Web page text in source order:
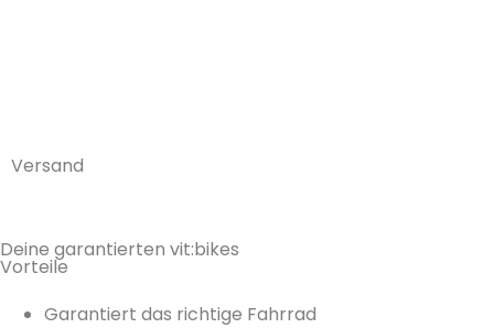
Versand
Deine garantierten vit:bikes
Vorteile
Garantiert das richtige Fahrrad